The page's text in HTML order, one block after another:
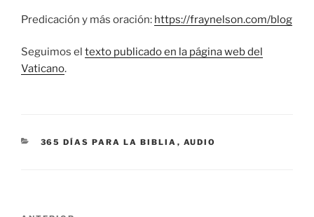
Predicación y más oración: https://fraynelson.com/blog
Seguimos el texto publicado en la página web del
Vaticano.
CATEGORÍAS
365 DÍAS PARA LA BIBLIA , AUDIO